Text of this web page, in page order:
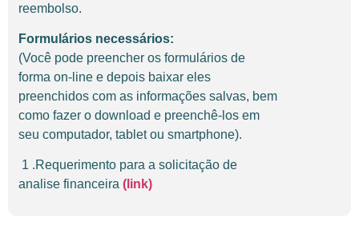
reembolso.
Formulários necessários:
(Você pode preencher os formulários de
forma on-line e depois baixar eles
preenchidos com as informações salvas, bem
como fazer o download e preenchê-los em
seu computador, tablet ou smartphone).
1 .Requerimento para a solicitação de
analise financeira (link)